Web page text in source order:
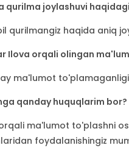
qurilma joylashuvi
qurilmangiz haqida aniq
Ilova orqali olingan
ma'lumot
qanday huquqlarim bor?
ma'lumot to'plashni
foydalanishingiz